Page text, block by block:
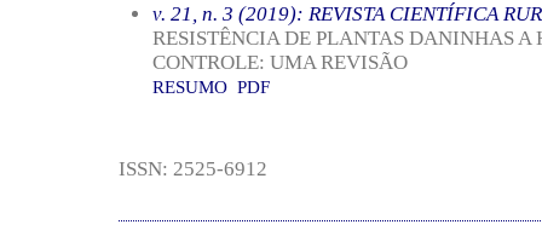
v. 21, n. 3 (2019): REVISTA CIENTÍFICA
RESISTÊNCIA DE PLANTAS DANINHAS A
CONTROLE: UMA REVISÃO
RESUMO PDF
ISSN: 2525-6912